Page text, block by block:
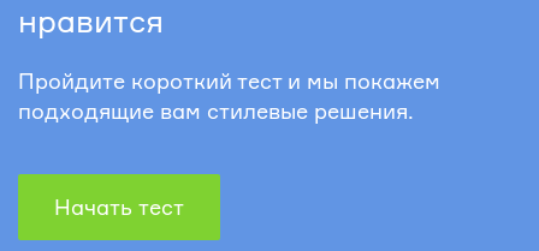
нравится
Пройдите короткий тест и мы покажем
подходящие вам стилевые решения.
Начать тест